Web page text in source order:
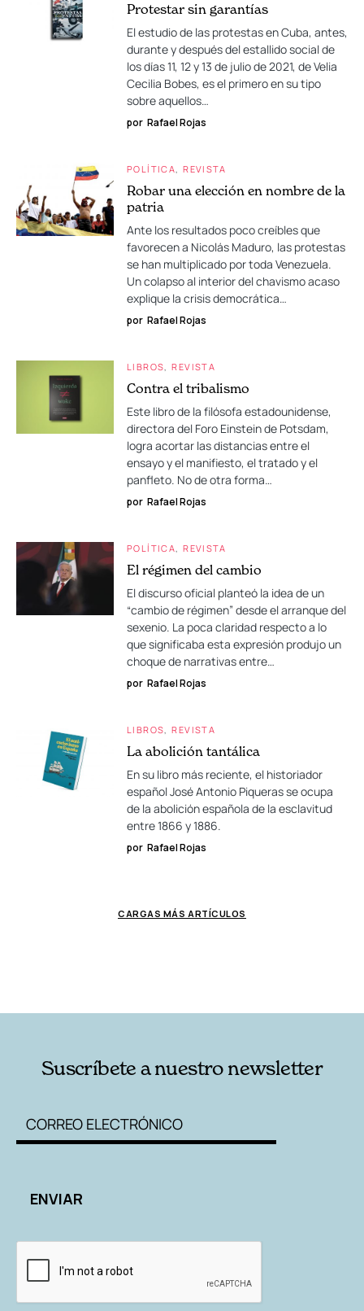
Protestar sin garantías
El estudio de las protestas en Cuba, antes,
durante y después del estallido social de
los días 11, 12 y 13 de julio de 2021, de Velia
Cecilia Bobes, es el primero en su tipo
sobre aquellos…
por Rafael Rojas
POLÍTICA REVISTA
Robar una elección en nombre de la
patria
Ante los resultados poco creíbles que
favorecen a Nicolás Maduro, las protestas
se han multiplicado por toda Venezuela.
Un colapso al interior del chavismo acaso
explique la crisis democrática…
por Rafael Rojas
LIBROS REVISTA
Contra el tribalismo
Este libro de la filósofa estadounidense,
directora del Foro Einstein de Potsdam,
logra acortar las distancias entre el
ensayo y el manifiesto, el tratado y el
panfleto. No de otra forma…
por Rafael Rojas
POLÍTICA REVISTA
El régimen del cambio
El discurso oficial planteó la idea de un
“cambio de régimen” desde el arranque del
sexenio. La poca claridad respecto a lo
que significaba esta expresión produjo un
choque de narrativas entre…
por Rafael Rojas
LIBROS REVISTA
La abolición tantálica
En su libro más reciente, el historiador
español José Antonio Piqueras se ocupa
de la abolición española de la esclavitud
entre 1866 y 1886.
por Rafael Rojas
CARGAS MÁS ARTÍCULOS
Suscríbete a nuestro newsletter